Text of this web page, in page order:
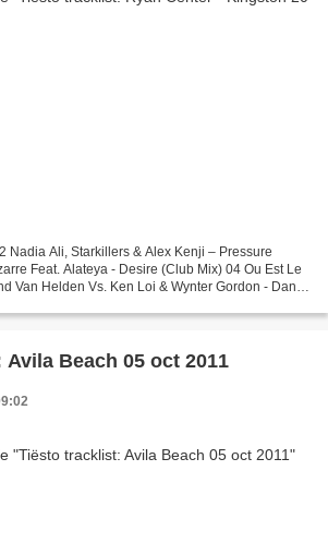
Nadia Ali, Starkillers & Alex Kenji – Pressure
Feat. Alateya - Desire (Club Mix) 04 Ou Est Le
Van Helden Vs. Ken Loi & Wynter Gordon - Dance
Beach 05 oct 2011